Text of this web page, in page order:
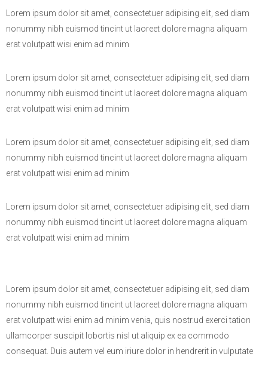
Lorem ipsum dolor sit amet, consectetuer adipising elit, sed diam
nonummy nibh euismod tincint ut laoreet dolore magna aliquam
erat volutpatt wisi enim ad minim
Lorem ipsum dolor sit amet, consectetuer adipising elit, sed diam
nonummy nibh euismod tincint ut laoreet dolore magna aliquam
erat volutpatt wisi enim ad minim
Lorem ipsum dolor sit amet, consectetuer adipising elit, sed diam
nonummy nibh euismod tincint ut laoreet dolore magna aliquam
erat volutpatt wisi enim ad minim
Lorem ipsum dolor sit amet, consectetuer adipising elit, sed diam
nonummy nibh euismod tincint ut laoreet dolore magna aliquam
erat volutpatt wisi enim ad minim
Lorem ipsum dolor sit amet, consectetuer adipising elit, sed diam
nonummy nibh euismod tincint ut laoreet dolore magna aliquam
erat volutpatt wisi enim ad minim venia, quis nostr.ud exerci tation
ullamcorper suscipit lobortis nisl ut aliquip ex ea commodo
consequat. Duis autem vel eum iriure dolor in hendrerit in vulputate